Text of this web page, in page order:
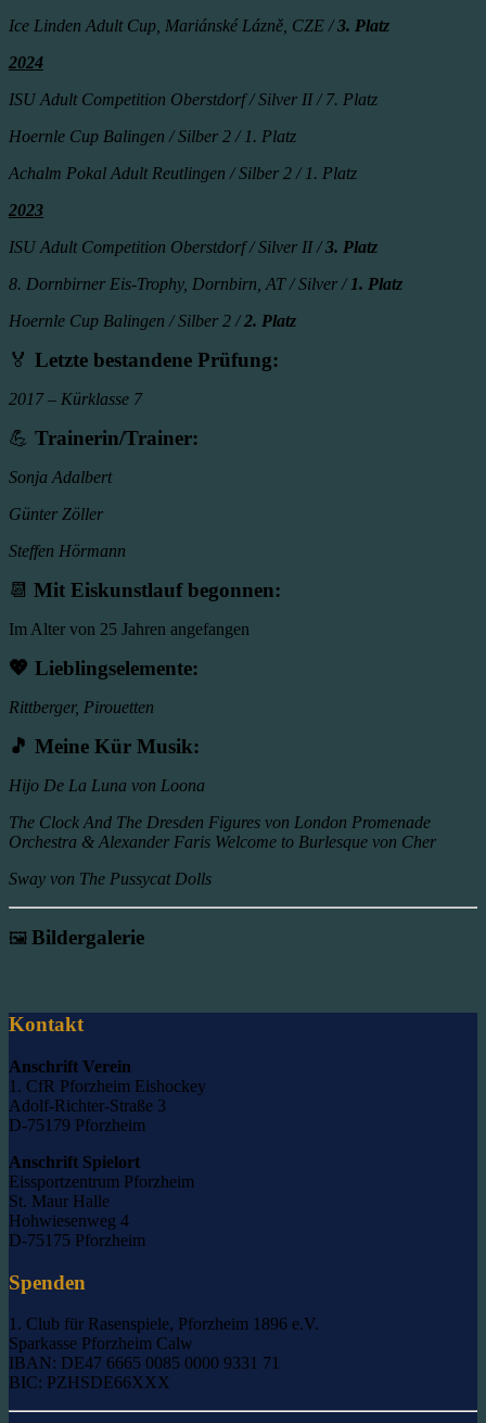
Ice Linden Adult Cup, Mariánské Lázně, CZE /3. Platz
2024
ISU Adult Competition Oberstdorf / Silver II / 7. Platz
Hoernle Cup Balingen / Silber 2 / 1. Platz
Achalm Pokal Adult Reutlingen / Silber 2 / 1. Platz
2023
ISU Adult Competition Oberstdorf / Silver II /3. Platz
8. Dornbirner Eis-Trophy, Dornbirn, AT / Silver /1. Platz
Hoernle Cup Balingen / Silber 2 /2. Platz
🏅 Letzte bestandene Prüfung:
2017 – Kürklasse 7
💪 Trainerin/Trainer:
Sonja Adalbert
Günter Zöller
Steffen Hörmann
📆 Mit Eiskunstlauf begonnen:
Im Alter von 25 Jahren angefangen
💖 Lieblingselemente:
Rittberger, Pirouetten
🎵 Meine Kür Musik:
Hijo De La Luna von Loona
The Clock And The Dresden Figures von London Promenade
Orchestra & Alexander Faris Welcome to Burlesque von Cher
Sway von The Pussycat Dolls
🖼️ Bildergalerie
Kontakt
Anschrift Verein
1. CfR Pforzheim Eishockey
Adolf-Richter-Straße 3
D-75179 Pforzheim
Anschrift Spielort
Eissportzentrum Pforzheim
St. Maur Halle
Hohwiesenweg 4
D-75175 Pforzheim
Spenden
1. Club für Rasenspiele, Pforzheim 1896 e.V.
Sparkasse Pforzheim Calw
IBAN: DE47 6665 0085 0000 9331 71
BIC: PZHSDE66XXX